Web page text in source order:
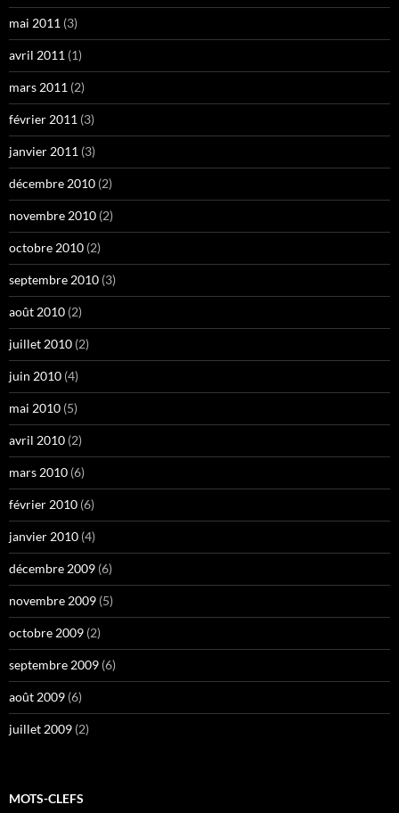
mai 2011 (3)
avril 2011 (1)
mars 2011 (2)
février 2011 (3)
janvier 2011 (3)
décembre 2010 (2)
novembre 2010 (2)
octobre 2010 (2)
septembre 2010 (3)
août 2010 (2)
juillet 2010 (2)
juin 2010 (4)
mai 2010 (5)
avril 2010 (2)
mars 2010 (6)
février 2010 (6)
janvier 2010 (4)
décembre 2009 (6)
novembre 2009 (5)
octobre 2009 (2)
septembre 2009 (6)
août 2009 (6)
juillet 2009 (2)
MOTS-CLEFS